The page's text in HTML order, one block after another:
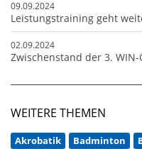
09.09.2024
Leistungstraining geht
02.09.2024
Zwischenstand der 3. WIN-
WEITERE THEMEN
Akrobatik Badminton